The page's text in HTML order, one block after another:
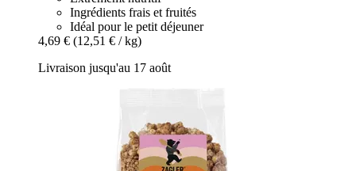
Ingrédients frais et fruités
Idéal pour le petit déjeuner
4,69 € (12,51 € / kg)
Livraison jusqu'au 17 août